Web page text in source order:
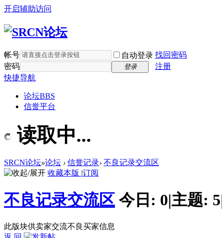
开启辅助访问
帐号 自动登录 找回密码
密码
登录
注册
快捷导航
论坛BBS
信誉平台
读取中...
SRCN论坛»论坛 › 信誉记录› 不良记录交流区
收藏本版 |订阅
不良记录交流区 今日: 0|主题: 5
此版块供卖家交流不良买家信息